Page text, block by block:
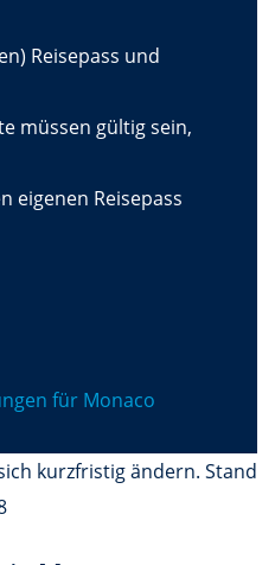
Reisepass und
müssen gültig sein,
eigenen Reisepass
für Monaco
kurzfristig ändern. Stand